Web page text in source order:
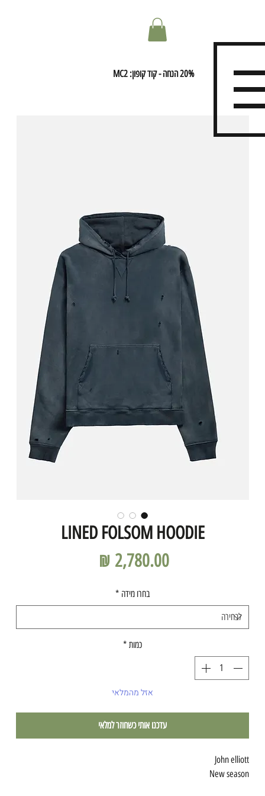
LINED FOLSOM HOODIE
בחרו מידה *
כמות *
אזל מהמלאי
עדכנו אותי כשחוזר למלאי
John elliott
New season
20% הנחה - קוד קופון: MC2